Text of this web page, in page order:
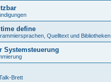
define
Quelltext und Bibliotheken
Systemsteuerung
Brett